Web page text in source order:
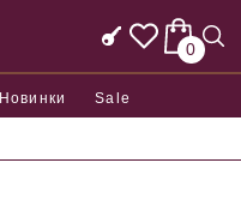
0
Новинки Sale